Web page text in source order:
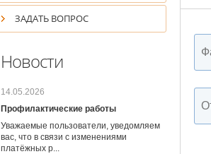
ЗАДАТЬ ВОПРОС
Новости
14.05.2026
Профилактические работы
Уважаемые пользователи, уведомляем
вас, что в связи с изменениями
платёжных р...